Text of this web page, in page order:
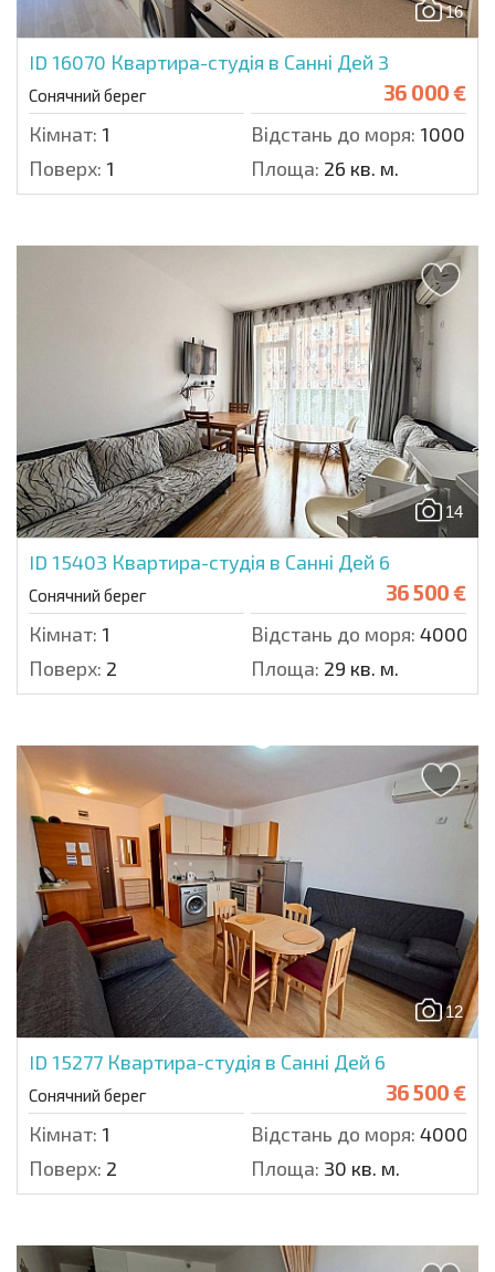
16
ID 16070 Квартира-студія в Санні Дей 3
Сонячний берег 36 000 €
Кімнат: 1 Відстань до моря: 1000 м.
Поверх: 1 Площа: 26 кв. м.
14
ID 15403 Квартира-студія в Санні Дей 6
Сонячний берег 36 500 €
Кімнат: 1 Відстань до моря: 4000 м.
Поверх: 2 Площа: 29 кв. м.
12
ID 15277 Квартира-студія в Санні Дей 6
Сонячний берег 36 500 €
Кімнат: 1 Відстань до моря: 4000 м.
Поверх: 2 Площа: 30 кв. м.